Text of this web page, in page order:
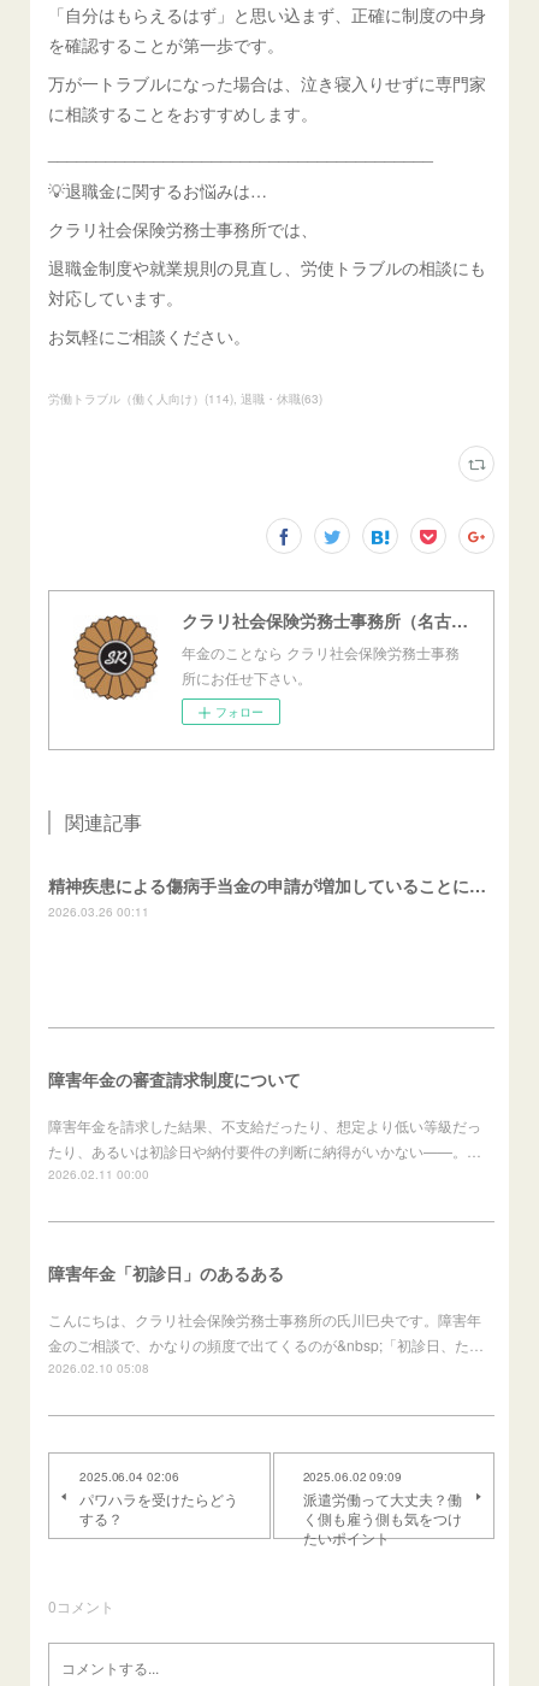
「自分はもらえるはず」と思い込まず、正確に制度の中身
を確認することが第一歩です。
万が一トラブルになった場合は、泣き寝入りせずに専門家
に相談することをおすすめします。
💡退職金に関するお悩みは…
クラリ社会保険労務士事務所では、
退職金制度や就業規則の見直し、労使トラブルの相談にも
対応しています。
お気軽にご相談ください。
労働トラブル（働く人向け） (114) 退職・休職(63)
クラリ社会保険労務士事務所（名古屋西障害年金センター）
年金のことなら クラリ社会保険労務士事務
所にお任せ下さい。
フォロー
関連記事
精神疾患による傷病手当金の申請が増加していることについて
2026.03.26 00:11
障害年金の審査請求制度について
障害年金を請求した結果、不支給だったり、想定より低い等級だっ
たり、あるいは初診日や納付要件の判断に納得がいかない——。…
2026.02.11 00:00
障害年金「初診日」のあるある
こんにちは、クラリ社会保険労務士事務所の氏川巳央です。障害年
金のご相談で、かなりの頻度で出てくるのが&nbsp;「初診日、た…
2026.02.10 05:08
2025.06.04 02:06
パワハラを受けたらどう
する？
2025.06.02 09:09
派遣労働って大丈夫？働
く側も雇う側も気をつけ
たいポイント
0コメント